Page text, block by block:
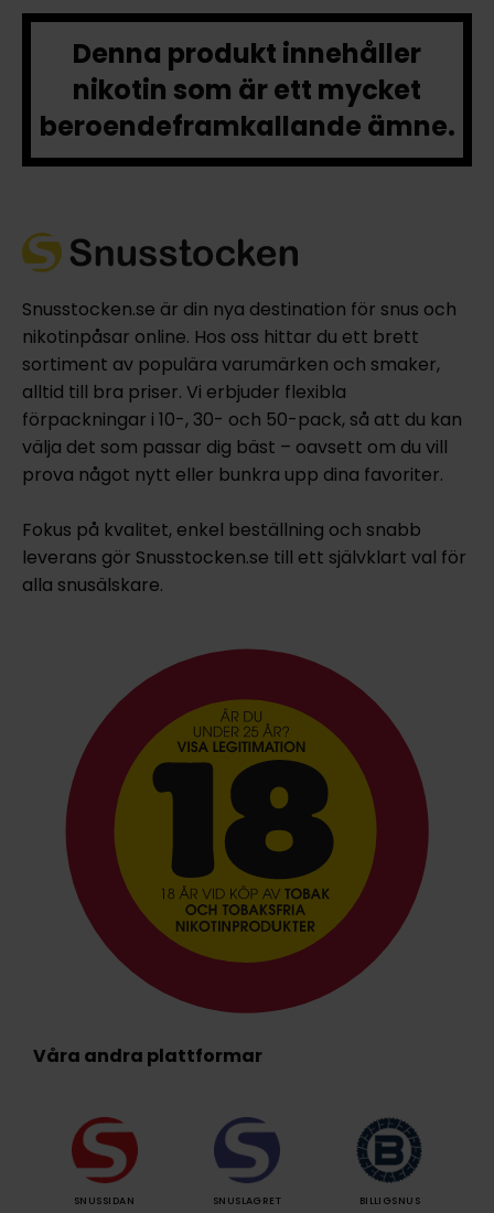
Denna produkt innehåller
nikotin som är ett mycket
beroendeframkallande ämne.
Snusstocken.se är din nya destination för snus och
nikotinpåsar online. Hos oss hittar du ett brett
sortiment av populära varumärken och smaker,
alltid till bra priser. Vi erbjuder flexibla
förpackningar i 10-, 30- och 50-pack, så att du kan
välja det som passar dig bäst – oavsett om du vill
prova något nytt eller bunkra upp dina favoriter.
Fokus på kvalitet, enkel beställning och snabb
leverans gör Snusstocken.se till ett självklart val för
alla snusälskare.
Våra andra plattformar
SNUSSIDAN SNUSLAGRET BILLIGSNUS